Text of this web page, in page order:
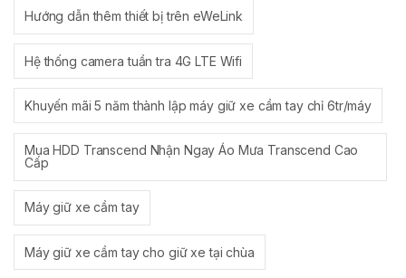
Hướng dẫn thêm thiết bị trên eWeLink
Hệ thống camera tuần tra 4G LTE Wifi
Khuyến mãi 5 năm thành lập máy giữ xe cầm tay chỉ 6tr/máy
Mua HDD Transcend Nhận Ngay Áo Mưa Transcend Cao
Cấp
Máy giữ xe cầm tay
Máy giữ xe cầm tay cho giữ xe tại chùa